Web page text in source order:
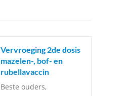
Vervroeging 2de dosis
mazelen-, bof- en
rubellavaccin
Beste ouders,